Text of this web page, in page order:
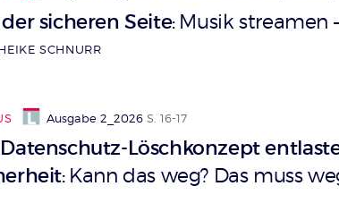
sicheren Seite: Musik streamen
SCHNURR
Ausgabe 2_2026 S. 16-17
Löschkonzept
: Kann das weg? Das muss